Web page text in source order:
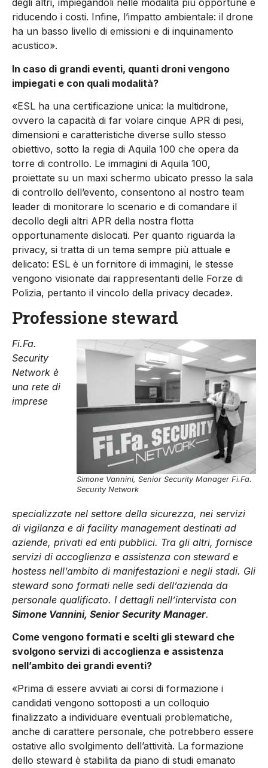
degli altri, impiegandoli nelle modalità più opportune e
riducendo i costi. Infine, l’impatto ambientale: il drone
ha un basso livello di emissioni e di inquinamento
acustico».
In caso di grandi eventi, quanti droni vengono
impiegati e con quali modalità?
«ESL ha una certificazione unica: la multidrone,
ovvero la capacità di far volare cinque APR di pesi,
dimensioni e caratteristiche diverse sullo stesso
obiettivo, sotto la regia di Aquila 100 che opera da
torre di controllo. Le immagini di Aquila 100,
proiettate su un maxi schermo ubicato presso la sala
di controllo dell’evento, consentono al nostro team
leader di monitorare lo scenario e di comandare il
decollo degli altri APR della nostra flotta
opportunamente dislocati. Per quanto riguarda la
privacy, si tratta di un tema sempre più attuale e
delicato: ESL è un fornitore di immagini, le stesse
vengono visionate dai rappresentanti delle Forze di
Polizia, pertanto il vincolo della privacy decade».
Professione steward
Simone Vannini, Senior Security Manager Fi.Fa.
Security Network
Fi.Fa.
Security
Network è
una rete di
imprese
specializzate nel settore della sicurezza, nei servizi
di vigilanza e di facility management destinati ad
aziende, privati ed enti pubblici. Tra gli altri, fornisce
servizi di accoglienza e assistenza con steward e
hostess nell’ambito di manifestazioni e negli stadi. Gli
steward sono formati nelle sedi dell’azienda da
personale qualificato. I dettagli nell’intervista con
Simone Vannini, Senior Security Manager.
Come vengono formati e scelti gli steward che
svolgono servizi di accoglienza e assistenza
nell’ambito dei grandi eventi?
«Prima di essere avviati ai corsi di formazione i
candidati vengono sottoposti a un colloquio
finalizzato a individuare eventuali problematiche,
anche di carattere personale, che potrebbero essere
ostative allo svolgimento dell’attività. La formazione
dello steward è stabilita da piano di studi emanato